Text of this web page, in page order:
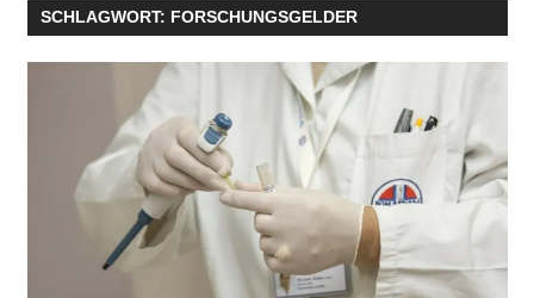
SCHLAGWORT: FORSCHUNGSGELDER